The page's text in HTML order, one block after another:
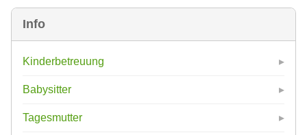
Info
Kinderbetreuung
Babysitter
Tagesmutter